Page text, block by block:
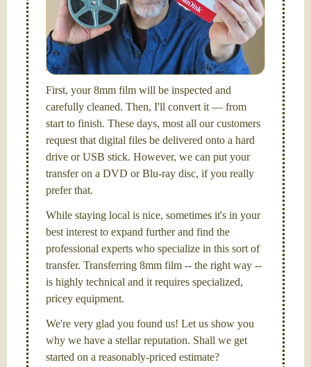
FilmFix — a two person team.
I am the technical expert with adegree in motion
picture and photography, from Brooks Institute,
Santa Barbara, CA.
First, your 8mm film will be inspected and
carefully cleaned. Then, I'll convert it — from
start to finish. These days, most all our customers
request that digital files be delivered onto a hard
drive or USB stick. However, we can put your
transfer on a DVD or Blu-ray disc, if you really
prefer that.
While staying local is nice, sometimes it's in your
best interest to expand further and find the
professional experts who specialize in this sort of
transfer. Transferring 8mm film -- the right way --
is highly technical and it requires specialized,
pricey equipment.
We're very glad you found us! Let us show you
why we have a stellar reputation. Shall we get
started on a reasonably-priced estimate?